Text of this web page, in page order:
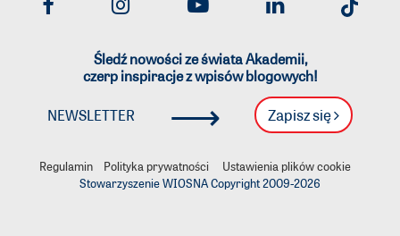
Śledź nowości ze świata Akademii,
czerp inspiracje z wpisów blogowych!
NEWSLETTER ⟶ Zapisz się
Regulamin Polityka prywatności
Ustawienia plików cookie
Stowarzyszenie WIOSNA Copyright 2009-2026